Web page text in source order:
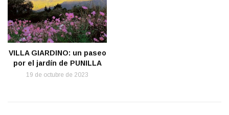
VILLA GIARDINO: un paseo
por el jardín de PUNILLA
19 de octubre de 2023